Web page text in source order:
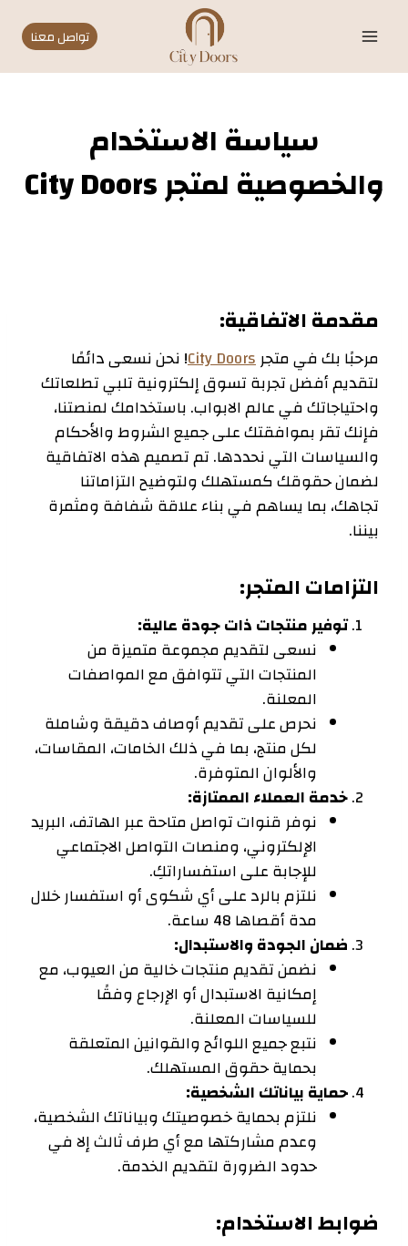
تواصل معنا
سياسة الاستخدام
والخصوصية لمتجر City Doors
مقدمة الاتفاقية:
مرحبًا بك في متجرCity Doors! نحن نسعى دائمًا
لتقديم أفضل تجربة تسوق إلكترونية تلبي تطلعاتك
واحتياجاتك في عالم الابواب. باستخدامك لمنصتنا،
فإنك تقر بموافقتك على جميع الشروط والأحكام
والسياسات التي نحددها. تم تصميم هذه الاتفاقية
لضمان حقوقك كمستهلك ولتوضيح التزاماتنا
تجاهك، بما يساهم في بناء علاقة شفافة ومثمرة
بيننا.
التزامات المتجر:
توفير منتجات ذات جودة عالية:
نسعى لتقديم مجموعة متميزة من
المنتجات التي تتوافق مع المواصفات
المعلنة.
نحرص على تقديم أوصاف دقيقة وشاملة
لكل منتج، بما في ذلك الخامات، المقاسات،
والألوان المتوفرة.
خدمة العملاء الممتازة:
نوفر قنوات تواصل متاحة عبر الهاتف، البريد
الإلكتروني، ومنصات التواصل الاجتماعي
للإجابة على استفساراتكِ.
نلتزم بالرد على أي شكوى أو استفسار خلال
مدة أقصاها 48 ساعة.
ضمان الجودة والاستبدال:
نضمن تقديم منتجات خالية من العيوب، مع
إمكانية الاستبدال أو الإرجاع وفقًا
للسياسات المعلنة.
نتبع جميع اللوائح والقوانين المتعلقة
بحماية حقوق المستهلك.
حماية بياناتك الشخصية:
نلتزم بحماية خصوصيتك وبياناتك الشخصية،
وعدم مشاركتها مع أي طرف ثالث إلا في
حدود الضرورة لتقديم الخدمة.
ضوابط الاستخدام: